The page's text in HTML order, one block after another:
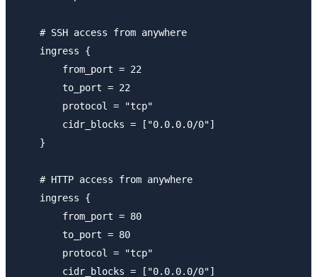
    # SSH access from anywhere
    ingress {
        from_port = 22
        to_port = 22
        protocol = "tcp"
        cidr_blocks = ["0.0.0.0/0"]
    }
    # HTTP access from anywhere
    ingress {
        from_port = 80
        to_port = 80
        protocol = "tcp"
        cidr_blocks = ["0.0.0.0/0"]